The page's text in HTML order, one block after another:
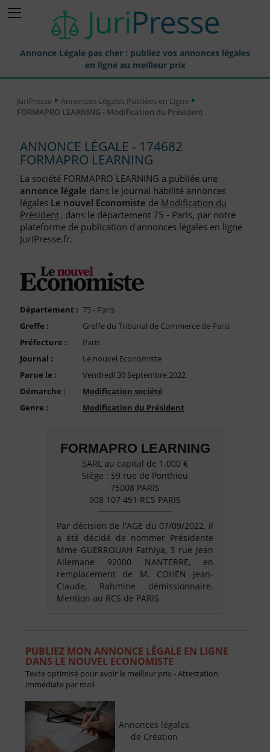
Annonce Légale pas cher : publiez vos annonces légales
en ligne au meilleur prix
Annonces Légales Publiées
Journaux Habilités (JAL) Annonces Légales
Départements pour la Publication d'Annonces Légales
Liste des Greffes
Liste des CCI
FAQ
Compte PRO
JuriPresse
Annonces Légales Publiées en Ligne
FORMAPRO LEARNING - Modification du Président
ANNONCE LÉGALE - 174682
FORMAPRO LEARNING
La société FORMAPRO LEARNING a publiée une
annonce légale dans le journal habilité annonces
légales Le nouvel Economiste de Modification du
Président, dans le département 75 - Paris, par notre
plateforme de publication d'annonces légales en ligne
JuriPresse.fr.
Département : 75 - Paris
Greffe :
Greffe du Tribunal de Commerce de Paris
Préfecture :
Paris
Journal :
Le nouvel Economiste
Parue le :
Vendredi 30 Septembre 2022
Démarche :
Modification société
Genre :
Modification du Président
FORMAPRO LEARNING
SARL au capital de 1.000 €
Siège : 59 rue de Ponthieu
75008 PARIS
908 107 451 RCS PARIS
Par décision de l'AGE du 07/09/2022, il
a été décidé de nommer Présidente
Mme GUERROUAH Fathiya, 3 rue Jean
Allemane 92000 NANTERRE, en
remplacement de M. COHEN Jean-
Claude, Rahmine démissionnaire.
Mention au RCS de PARIS
PUBLIEZ MON ANNONCE LÉGALE EN LIGNE
DANS LE NOUVEL ECONOMISTE
Texte optimisé pour avoir le meilleur prix - Attestation
immédiate par mail
Annonces légales
de Création